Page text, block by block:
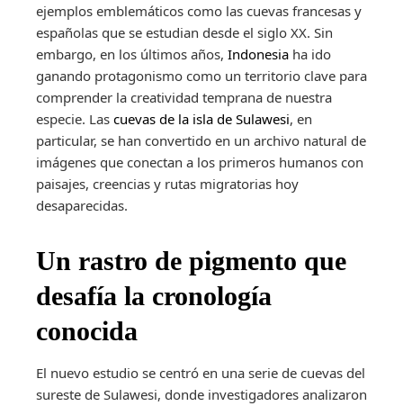
ejemplos emblemáticos como las cuevas francesas y
españolas que se estudian desde el siglo XX. Sin
embargo, en los últimos años, Indonesia ha ido
ganando protagonismo como un territorio clave para
comprender la creatividad temprana de nuestra
especie. Las cuevas de la isla de Sulawesi, en
particular, se han convertido en un archivo natural de
imágenes que conectan a los primeros humanos con
paisajes, creencias y rutas migratorias hoy
desaparecidas.
Un rastro de pigmento que
desafía la cronología
conocida
El nuevo estudio se centró en una serie de cuevas del
sureste de Sulawesi, donde investigadores analizaron